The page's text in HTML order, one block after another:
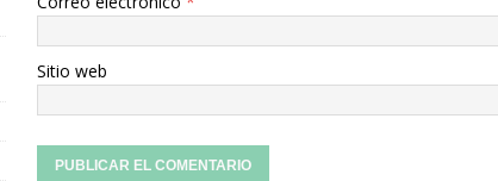
Sitio web